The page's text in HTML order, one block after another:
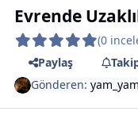
Evrende
(0
Paylaş
Gönderen:yam_yam